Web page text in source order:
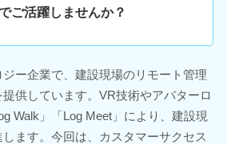
ご活躍しませんか？
ー企業で、建設現場のリモート管理
供しています。VR技術やアバターロ
Walk」「Log Meet」により、建設現
ます。今回は、カスタマーサクセス